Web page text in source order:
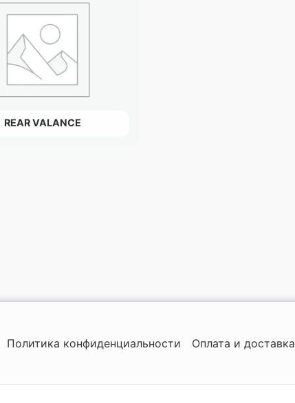
REAR VALANCE
Политика конфиденциальности Оплата и доставка